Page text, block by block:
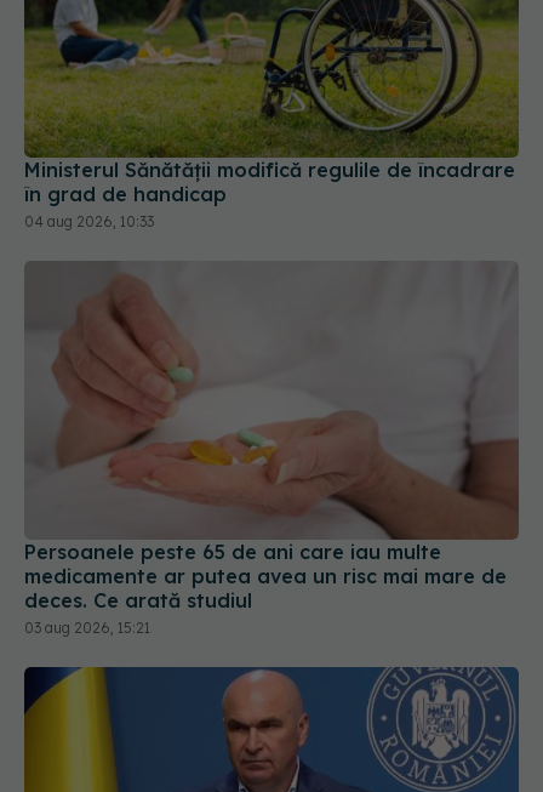
Ministerul Sănătății modifică regulile de încadrare
în grad de handicap
04 aug 2026, 10:33
Persoanele peste 65 de ani care iau multe
medicamente ar putea avea un risc mai mare de
deces. Ce arată studiul